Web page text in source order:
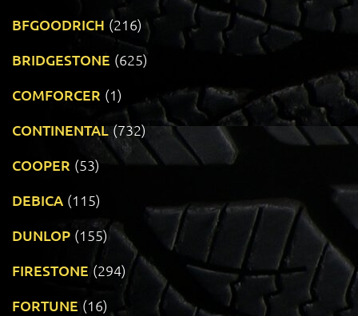
BFGOODRICH (216)
BRIDGESTONE (625)
COMFORCER (1)
CONTINENTAL (732)
COOPER (53)
DEBICA (115)
DUNLOP (155)
FIRESTONE (294)
FORTUNE (16)